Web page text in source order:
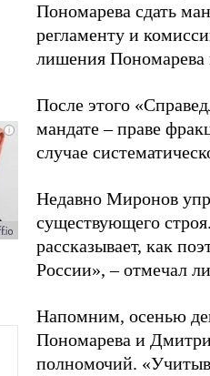
Пономарева сдать
регламенту и
лишения Пономарева
После этого
мандате – праве
случае
Недавно Миронов
существующего
рассказывает, как
России», – отмечал
Напомним, осенью
Пономарева и
полномочий.